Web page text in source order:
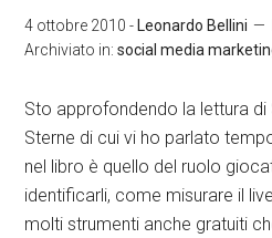
4 ottobre 2010 - Leonardo Bellini
Archiviato in:social media
Sto approfondendo la lettura
Sterne di cui vi ho parlato
nel libro è quello del ruolo
identificarli, come misurare il
molti strumenti anche gratuiti